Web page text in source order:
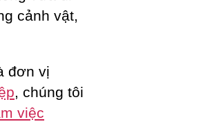
cảnh vật,
đơn vị
, chúng tôi
việc